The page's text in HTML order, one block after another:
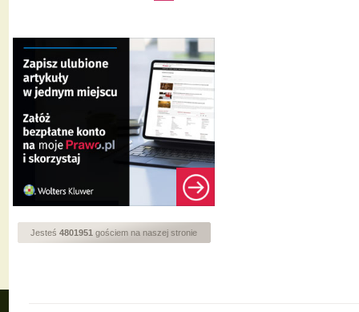
Jesteś 4801951 gościem na naszej stronie